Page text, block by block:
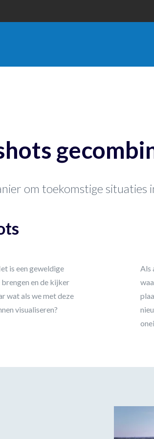
om toekomstige situaties
is een geweldige
en de kijker
wat als we met deze
visualiseren?
Als